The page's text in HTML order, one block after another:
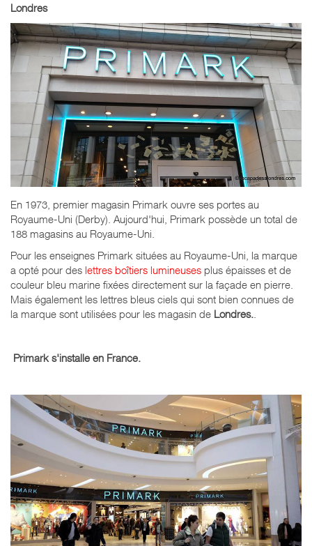
Londres
En 1973, premier magasin Primark ouvre ses portes au
Royaume-Uni (Derby). Aujourd'hui, Primark possède un total de
188 magasins au Royaume-Uni.
Pour les enseignes Primark situées au Royaume-Uni, la marque
a opté pour des lettres boîtiers lumineuses plus épaisses et de
couleur bleu marine fixées directement sur la façade en pierre.
Mais également les lettres bleus ciels qui sont bien connues de
la marque sont utilisées pour les magasin de Londres.
Primark s'installe en France.